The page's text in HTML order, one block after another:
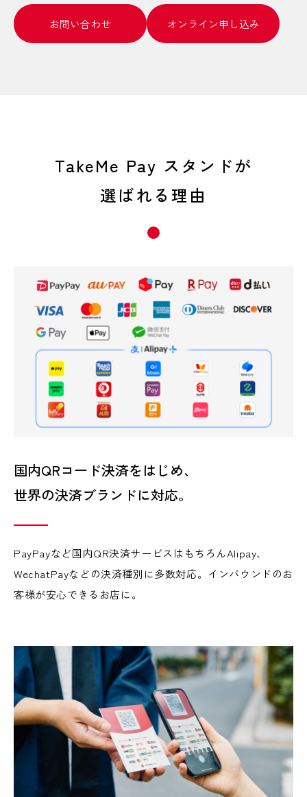
お問い合わせ オンライン申し込み
TakeMe Pay スタンドが
選ばれる理由
国内QRコード決済をはじめ、
世界の決済ブランドに対応。
PayPayなど国内QR決済サービスはもちろんAlipay、
WechatPayなどの決済種別に多数対応。 インバウンドのお
客様が安心できるお店に。